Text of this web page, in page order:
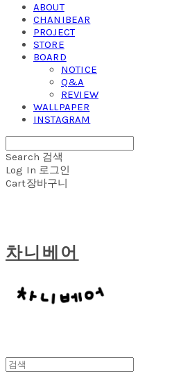
ABOUT
CHANIBEAR
PROJECT
STORE
BOARD
NOTICE
Q&A
REVIEW
WALLPAPER
INSTAGRAM
Search 검색
Log In 로그인
Cart장바구니
차니베어